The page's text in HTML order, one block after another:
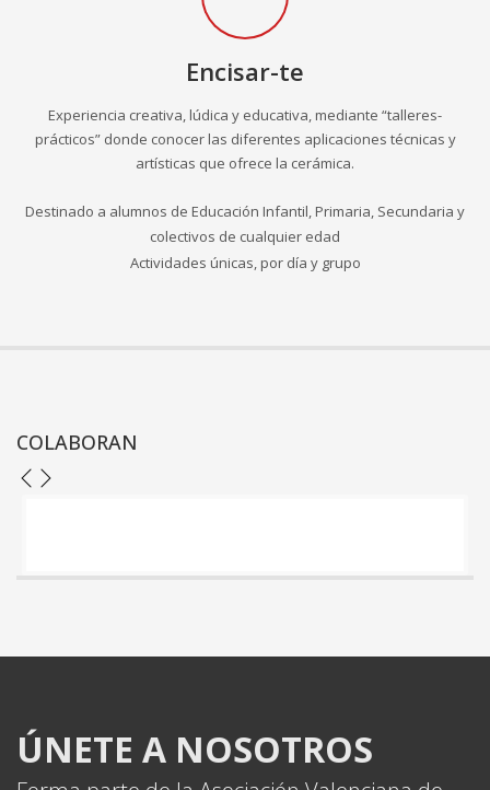
Encisar-te
Experiencia creativa, lúdica y educativa, mediante “talleres-
prácticos” donde conocer las diferentes aplicaciones técnicas y
artísticas que ofrece la cerámica.
Destinado a alumnos de Educación Infantil, Primaria, Secundaria y
colectivos de cualquier edad
Actividades únicas, por día y grupo
COLABORAN
ÚNETE A NOSOTROS